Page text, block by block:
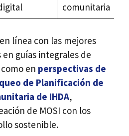
comunitaria
línea con las mejores
guías integrales de
en perspectivas de
de Planificación de
de IHDA,
de MOSI con los
sostenible.